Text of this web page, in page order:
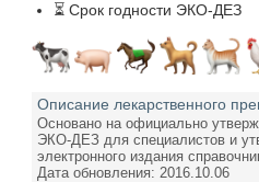
⏳ Срок годности ЭКО-ДЕЗ
Описание лекарственного
Основано на официально
ЭКО-ДЕЗ для специалистов и
электронного издания
Дата обновления: 2016.10.06